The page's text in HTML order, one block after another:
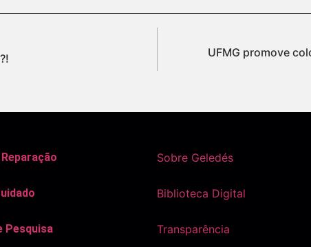
UFMG promove
Pesquisa
Sobre Geledés
Biblioteca Digital
Transparência